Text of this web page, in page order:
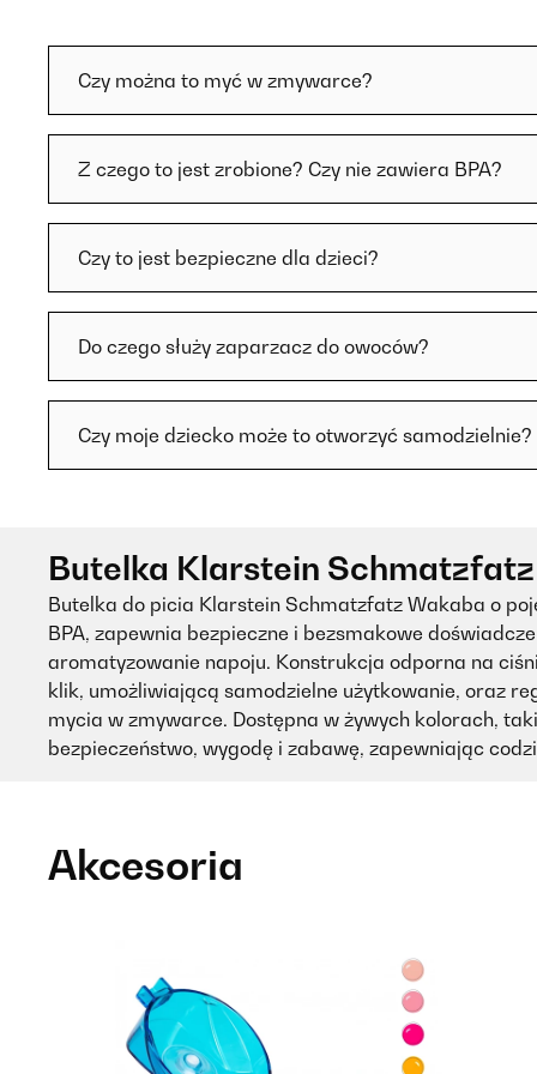
Czy można to myć w zmywarce?
Z czego to jest zrobione? Czy nie zawiera BPA?
Czy to jest bezpieczne dla dzieci?
Do czego służy zaparzacz do owoców?
Czy moje dziecko może to otworzyć samodzielnie?
Butelka Klarstein
Butelka do picia Klarstein Schmatzfatz Wakaba o
BPA, zapewnia bezpieczne i bezsmakowe
aromatyzowanie napoju. Konstrukcja odporna na
klik, umożliwiającą samodzielne użytkowanie, oraz
mycia w zmywarce. Dostępna w żywych kolorach,
bezpieczeństwo, wygodę i zabawę, zapewniając
Akcesoria